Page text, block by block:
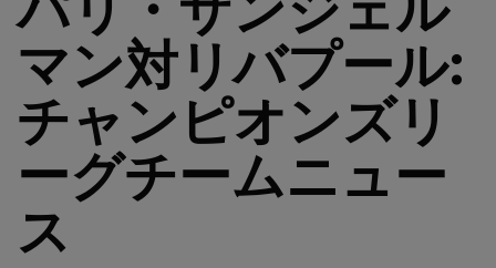
マン対リバプール:
チャンピオンズリ
ーグチームニュー
ス